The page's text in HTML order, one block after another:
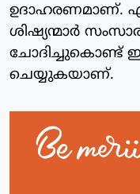
ഉദാഹരണമാണ്.
ശിഷ്യന്മാര്‍
ചോദിച്ചുകൊണ്ട്
ചെയ്യുകയാണ്.